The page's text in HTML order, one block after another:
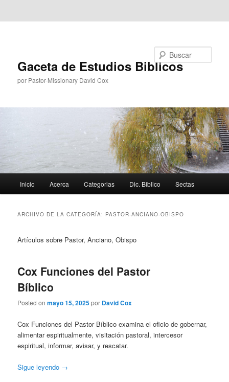
Gaceta de Estudios Biblicos
por Pastor-Missionary David Cox
principal
Inicio Acerca Categorias Dic. Biblico Sectas
ARCHIVO DE LA CATEGORÍA: PASTOR-ANCIANO-OBISPO
Artículos sobre Pastor, Anciano, Obispo
Cox Funciones del Pastor
Bíblico
Posted onmayo 15, 2025por David Cox
Cox Funciones del Pastor Bíblico examina el oficio de gobernar,
alimentar espiritualmente, visitación pastoral, intercesor
espiritual, informar, avisar, y rescatar.
Sigue leyendo →